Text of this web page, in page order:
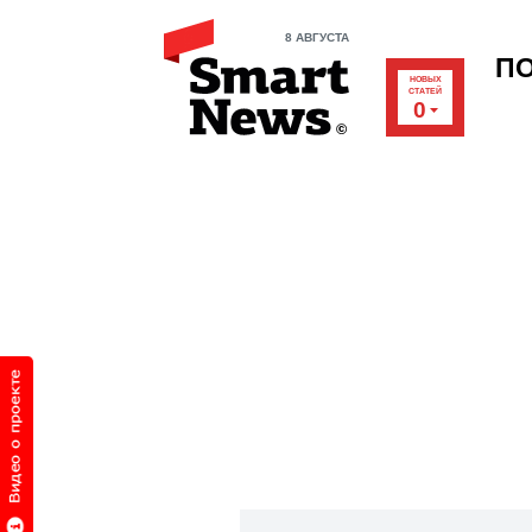
8 АВГУСТА
НОВЫХ
СТАТЕЙ
0